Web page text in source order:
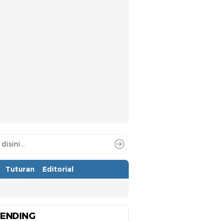
Tuturan Editorial